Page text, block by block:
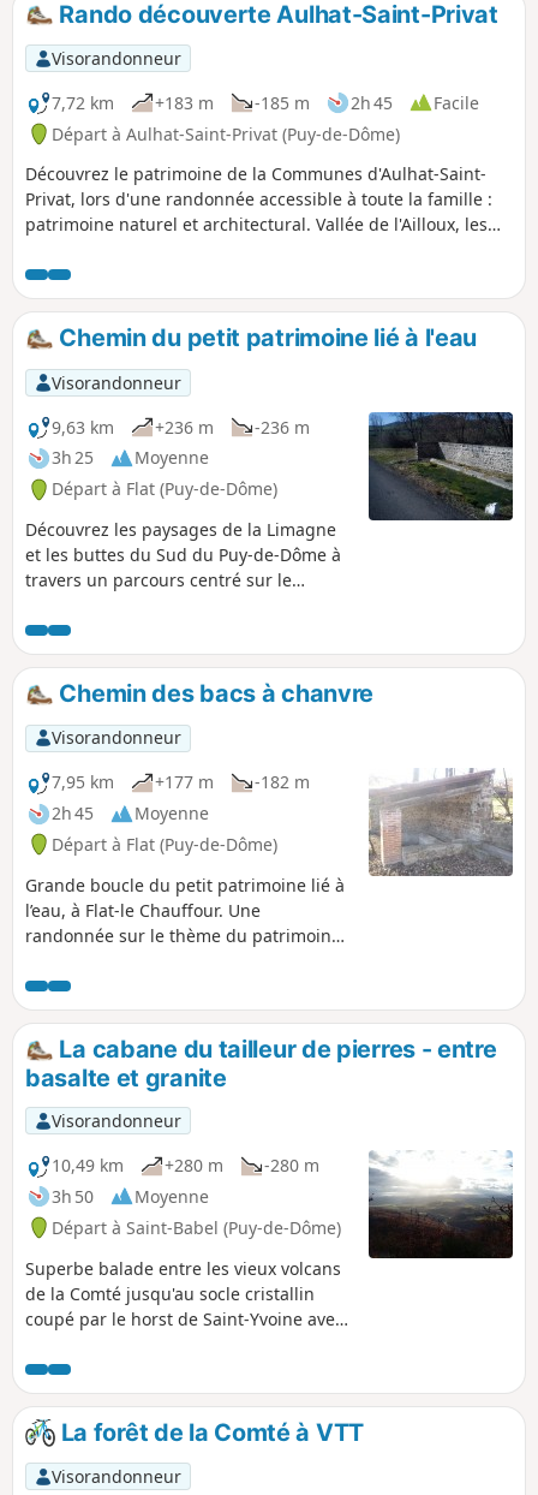
p
Rando découverte Aulhat-Saint-Privat
Visorandonneur
7,72 km
+183 m -185 m 2h 45
Facile
Départ à Aulhat-Saint-Privat (Puy-de-Dôme)
Découvrez le patrimoine de la Communes d'Aulhat-Saint-
Privat, lors d'une randonnée accessible à toute la famille :
patrimoine naturel et architectural. Vallée de l'Ailloux, les
villages de Saint-Babel, de Brenat et d'Usson. MaJ
modérateur au 14/12/2020 : Attention ! Randonnée publiée
il y a longtemps et non suivie par l'auteur. Voir les avis sur
les difficultés d'orientation
Chemin du petit patrimoine lié à l'eau
Visorandonneur
9,63 km
+236 m
-236 m
3h 25
Moyenne
Départ à Flat (Puy-de-Dôme)
Découvrez les paysages de la Limagne
et les buttes du Sud du Puy-de-Dôme à
travers un parcours centré sur le
boucle passant par une quinzaine de
petits bâtis qui témoignent des activités
quotidiennes de nos ancêtres
(fontaines, bacs à chanvre, lavoirs...).
Chemin des bacs à chanvre
Visorandonneur
7,95 km
+177 m
-182 m
2h 45
Moyenne
Départ à Flat (Puy-de-Dôme)
Grande boucle du petit patrimoine lié à
l’eau, à Flat-le Chauffour. Une
randonnée sur le thème du patrimoine
sensibilisation sur un patrimoine et des
valeurs perdues. Les bacs à chanvre ou
"routoirs" témoignent d'une activité
agricole qui offrait une véritable plus-
value à ses habitants (XIXe, début XXe
siècle).
La cabane du tailleur de pierres - entre
basalte et granite
Visorandonneur
10,49 km
+280 m
-280 m
3h 50
Moyenne
Départ à Saint-Babel (Puy-de-Dôme)
Superbe balade entre les vieux volcans
de la Comté jusqu'au socle cristallin
coupé par le horst de Saint-Yvoine avec
La forêt de la Comté à VTT
Visorandonneur